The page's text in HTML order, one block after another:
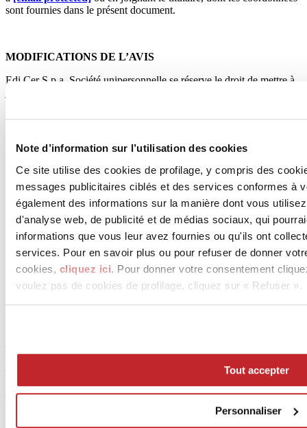
Note d’information sur l’utilisation des cookies
Ce site utilise des cookies de profilage, y compris des
messages publicitaires ciblés et des services conformes à
également des informations sur la manière dont vous
d'analyse web, de publicité et de médias sociaux, qui
informations que vous leur avez fournies ou qu'ils ont
services. Pour en savoir plus ou pour refuser de donner
cookies, cliquez ici. Pour donner votre consentement
voulez pas de cookies de profilage, cliquez sur « Refuser ».
Tout accepter
Personnaliser
sont fournies dans le présent document.
MODIFICATIONS DE L’AVIS
Edi.Cer S.p.a. Société unipersonnelle se réserve le droit de mettre à
employés, les clients, les collaborateurs et les utilisateurs. En cas de
politique de confidentialité figurant à la page dédiée et à la page
d’accueil du siteceramica.infosera rapidement mise à jour.
DROITS DE LA PERSONNE CONCERNÉE
Règlement UE 2016/679 : Articles 15, 16, 17, 18, 19, 20, 21, 22 –
Droits de la personne concernée
1. La personne concernée a le droit d’obtenir la confirmation de
l’existence ou non de données personnelles la concernant, même si
elles ne sont pas encore enregistrées, leur communication sous une
forme intelligible et la possibilité de déposer une plainte auprès de
– des finalités et des méthodes de traitement ;
– de la logique appliquée en cas de traitement effectué avec des
moyens électroniques ;
– des données d’identification du titulaire, des responsables du
traitement et du représentant désigné, conformément à l’article 5,